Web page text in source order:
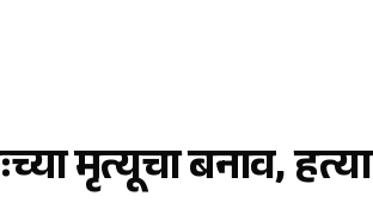
मृत्यूचा बनाव, हत्या